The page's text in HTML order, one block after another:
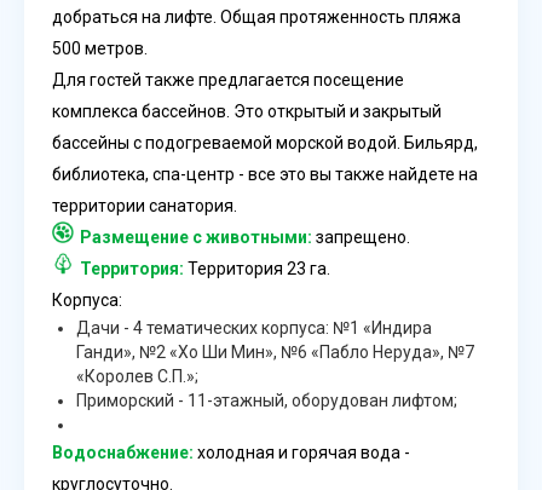
добраться на лифте. Общая протяженность пляжа
500 метров.
Для гостей также предлагается посещение
комплекса бассейнов. Это открытый и закрытый
бассейны с подогреваемой морской водой. Бильярд,
библиотека, спа-центр - все это вы также найдете на
территории санатория.
Размещение с животными: запрещено.
Территория: Территория 23 га.
Корпуса:
Дачи - 4 тематических корпуса: №1 «Индира
Ганди», №2 «Хо Ши Мин», №6 «Пабло Неруда», №7
«Королев С.П.»;
Приморский - 11-этажный, оборудован лифтом;
Водоснабжение: холодная и горячая вода -
круглосуточно.